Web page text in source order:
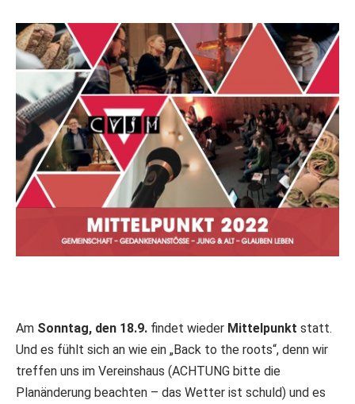
Am Sonntag, den 18.9. findet wieder Mittelpunkt statt.
Und es fühlt sich an wie ein „Back to the roots“, denn wir
treffen uns im Vereinshaus (ACHTUNG bitte die
Planänderung beachten – das Wetter ist schuld) und es